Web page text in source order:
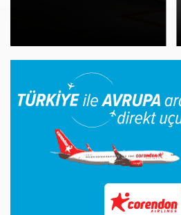
Norwegian Uçağına